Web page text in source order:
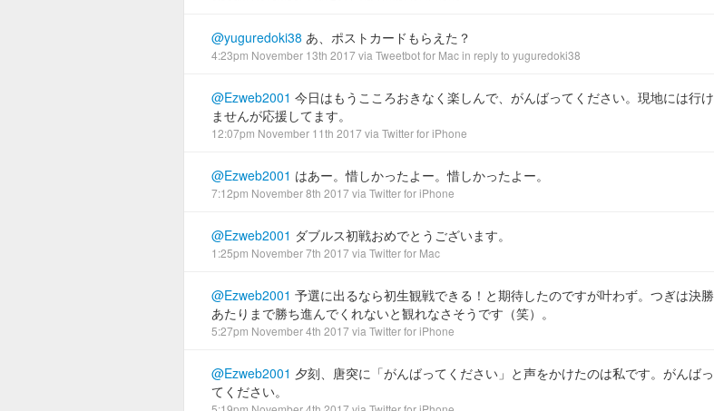
@yuguredoki38 あ、ポストカードもらえた？
4:23pm November 13th 2017via Tweetbot for Macin reply to yuguredoki38
@Ezweb2001 今日はもうこころおきなく楽しんで、がんばってください。現地には行け
ませんが応援してます。
12:07pm November 11th 2017via Twitter for iPhone
@Ezweb2001 はあー。惜しかったよー。惜しかったよー。
7:12pm November 8th 2017via Twitter for iPhone
@Ezweb2001 ダブルス初戦おめでとうございます。
1:25pm November 7th 2017via Twitter for Mac
@Ezweb2001 予選に出るなら初生観戦できる！と期待したのですが叶わず。つぎは決勝
あたりまで勝ち進んでくれないと観れなさそうです（笑）。
5:27pm November 4th 2017via Twitter for iPhone
@Ezweb2001 夕刻、唐突に「がんばってください」と声をかけたのは私です。がんばっ
てください。